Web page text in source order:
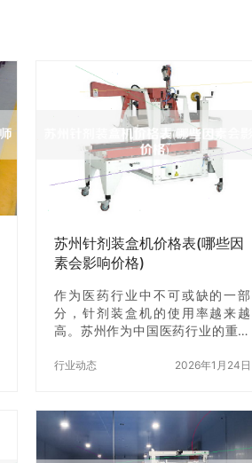
苏州针剂装盒机价格表(哪些因
素会影响价格)
作为医药行业中不可或缺的一部
分，针剂装盒机的使用率越来越
高。苏州作为中国医药行业的重要
明化。本文将详细介绍苏州针剂装
剂装盒机的价格从几千元到几十万
元不等。具体价格取决于以下因
素： 1. 品牌：不同品牌的针剂装盒
行业动态 2026年1月24日